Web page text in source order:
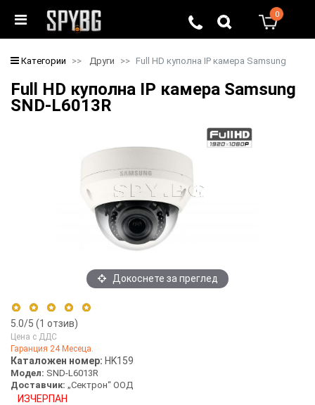
0
Категории Други Full HD куполна IP камера Samsung
Full HD куполна IP камера Samsung
SND-L6013R
Докоснете за преглед
5.0/5 (1 отзив)
5 stars
100%
4 stars
3 stars
Цена с ДДС
Гаранция 24 Месеца.
Каталожен номер: HK159
Модел: SND-L6013R
Доставчик: „Сектрон“ ООД
ИЗЧЕРПАН